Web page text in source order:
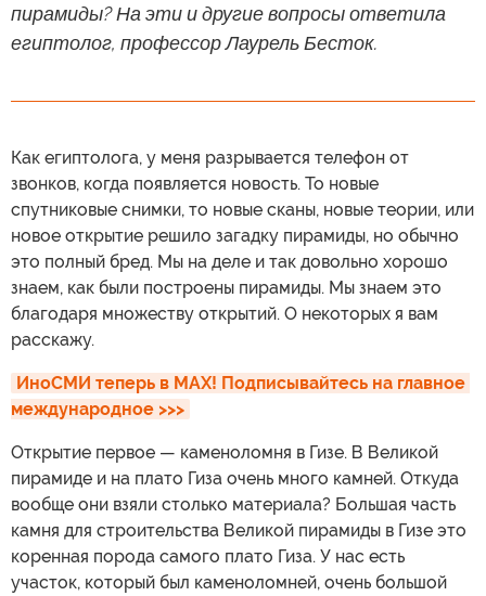
пирамиды? На эти и другие вопросы ответила
египтолог, профессор Лаурель Бесток.
Как египтолога, у меня разрывается телефон от
звонков, когда появляется новость. То новые
спутниковые снимки, то новые сканы, новые теории, или
новое открытие решило загадку пирамиды, но обычно
это полный бред. Мы на деле и так довольно хорошо
знаем, как были построены пирамиды. Мы знаем это
благодаря множеству открытий. О некоторых я вам
расскажу.
ИноСМИ теперь в MAX! Подписывайтесь на главное
международное >>>
Открытие первое — каменоломня в Гизе. В Великой
пирамиде и на плато Гиза очень много камней. Откуда
вообще они взяли столько материала? Большая часть
камня для строительства Великой пирамиды в Гизе это
коренная порода самого плато Гиза. У нас есть
участок, который был каменоломней, очень большой